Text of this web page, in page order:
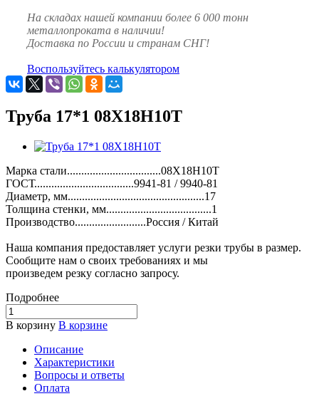
На складах нашей компании более 6 000 тонн
металлопроката в наличии!
Доставка по России и странам СНГ!
Воспользуйтесь калькулятором
Труба 17*1 08Х18Н10Т
Марка стали.................................08Х18Н10Т
ГОСТ...................................9941-81 / 9940-81
Диаметр, мм................................................17
Толщина стенки, мм.....................................1
Производство.........................Россия / Китай
Наша компания предоставляет услуги резки трубы в размер.
Сообщите нам о своих требованиях и мы
произведем резку согласно запросу.
Подробнее
В корзину В корзине
Описание
Характеристики
Вопросы и ответы
Оплата